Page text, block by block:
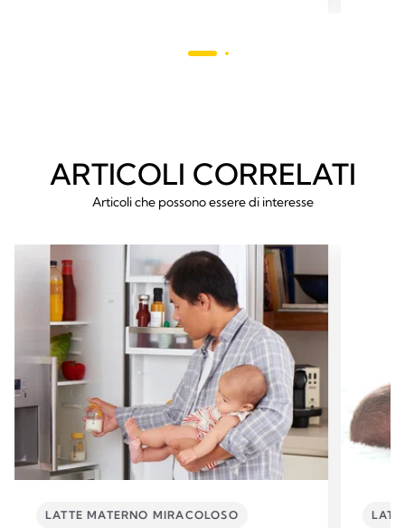
ARTICOLI CORRELATI
Articoli che possono essere di interesse
LATTE MATERNO MIRACOLOSO